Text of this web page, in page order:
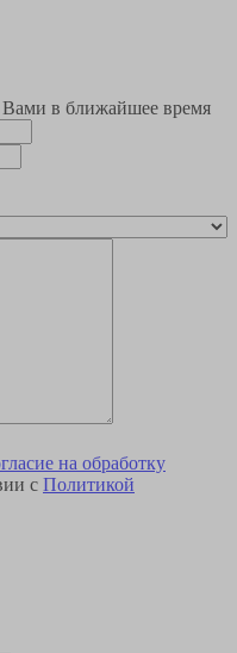
в ближайшее время
на обработку
с Политикой